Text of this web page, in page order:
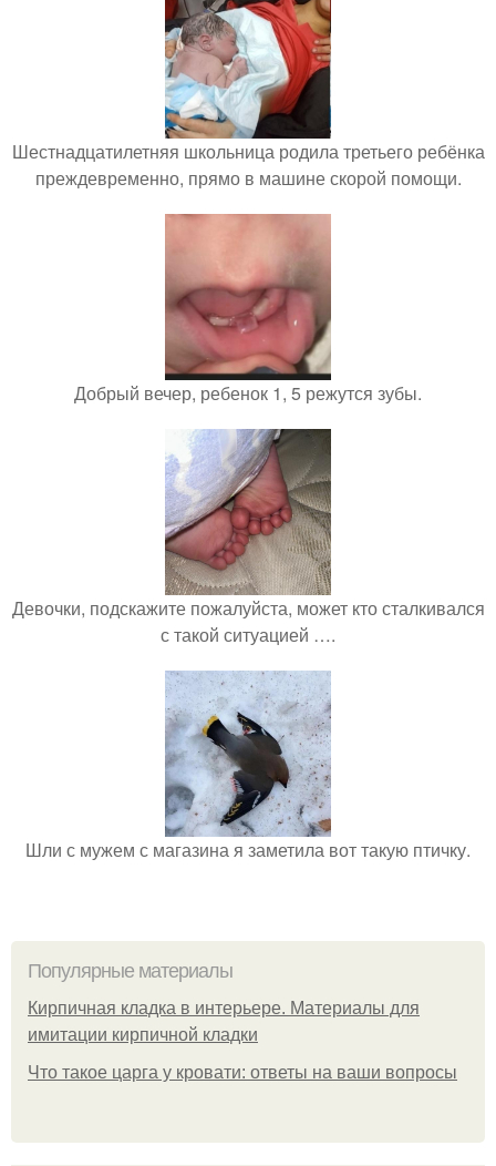
Шестнадцатилетняя школьница родила третьего ребёнка
преждевременно, прямо в машине скорой помощи.
Добрый вечер, ребенок 1, 5 режутся зубы.
Девочки, подскажите пожалуйста, может кто сталкивался
с такой ситуацией ….
Шли с мужем с магазина я заметила вот такую птичку.
Популярные материалы
Кирпичная кладка в интерьере. Материалы для
имитации кирпичной кладки
Что такое царга у кровати: ответы на ваши вопросы